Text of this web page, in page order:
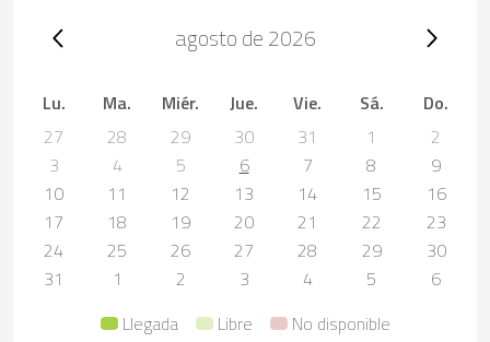
Trip dates, agosto de 2026
agosto de 2026
Lu. Ma. Miér. Jue. Vie. Sá.
Do.
27
28 29 30 31 1
2
3
4 5 6 7 8
9
10
11 12 13 14 15
16
17
18 19 20 21 22
23
24
25 26 27 28 29
30
31
1 2 3 4 5
6
Llegada
Libre No disponible